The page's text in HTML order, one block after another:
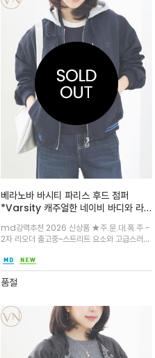
베라노바 바시티 파리스 후드 점퍼
*Varsity 캐주얼한 네이비 바디와 라
티 스타일 점퍼/베라노바만의 캐쥬얼 감
성을 직접 경험해 보세요.
md강력추천 2026 신상품 ★주.문.대.폭.주 -
2차 리오더 출고중~스트리트 요소와 고급스러운
수 레터링과 밑단의 스트라이프 시보리 디테일이
경쾌한 무드를 더하며, VN 심볼 지퍼 탭과 후드
뒷면의 은은한 로고 패턴
품절